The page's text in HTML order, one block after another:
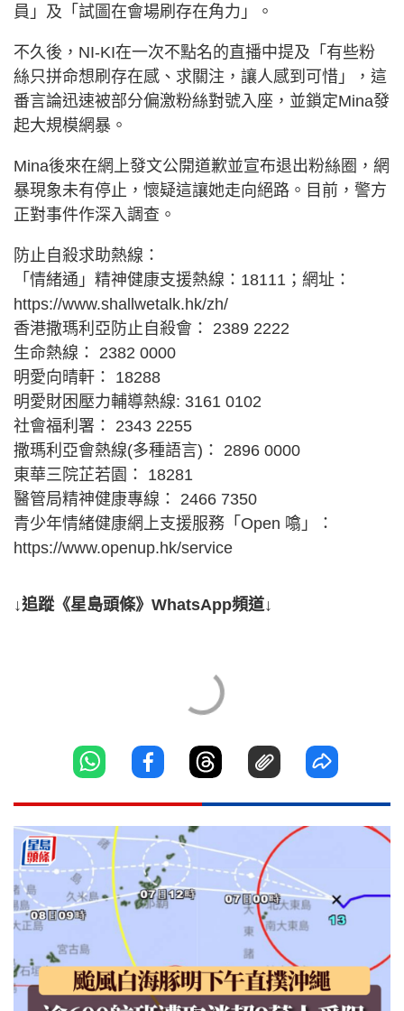
員」及「試圖在會場刷存在角力」。
不久後，NI-KI在一次不點名的直播中提及「有些粉
絲只拼命想刷存在感、求關注，讓人感到可惜」，這
番言論迅速被部分偏激粉絲對號入座，並鎖定Mina發
起大規模網暴。
Mina後來在網上發文公開道歉並宣布退出粉絲圈，網
暴現象未有停止，懷疑這讓她走向絕路。目前，警方
正對事件作深入調查。
防止自殺求助熱線：
「情緒通」精神健康支援熱線：18111；網址：
https://www.shallwetalk.hk/zh/
香港撒瑪利亞防止自殺會： 2389 2222
生命熱線： 2382 0000
明愛向晴軒： 18288
明愛財困壓力輔導熱線: 3161 0102
社會福利署： 2343 2255
撒瑪利亞會熱線(多種語言)： 2896 0000
東華三院芷若園： 18281
醫管局精神健康專線： 2466 7350
青少年情緒健康網上支援服務「Open 噏」：
https://www.openup.hk/service
↓追蹤《星島頭條》WhatsApp頻道↓